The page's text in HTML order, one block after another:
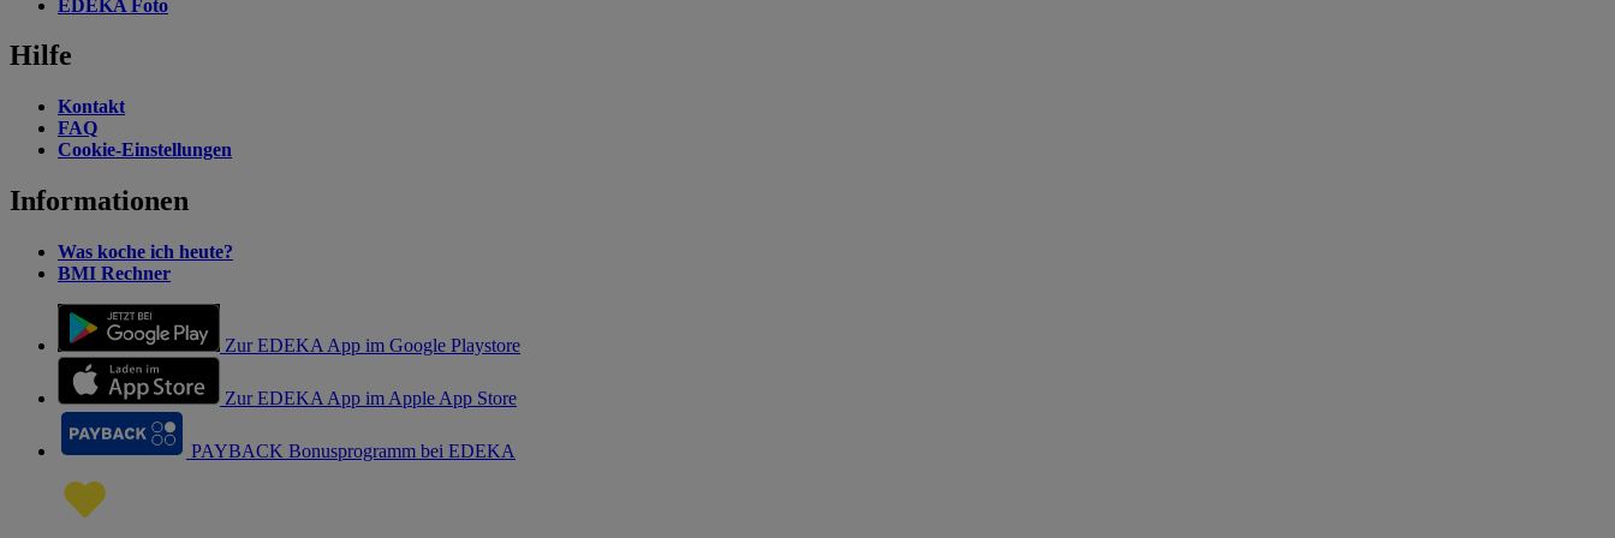
EDEKA Foto
Hilfe
Kontakt
FAQ
Cookie-Einstellungen
Informationen
Was koche ich heute?
BMI Rechner
Zur EDEKA App im Google Playstore
Zur EDEKA App im Apple App Store
PAYBACK Bonusprogramm bei EDEKA